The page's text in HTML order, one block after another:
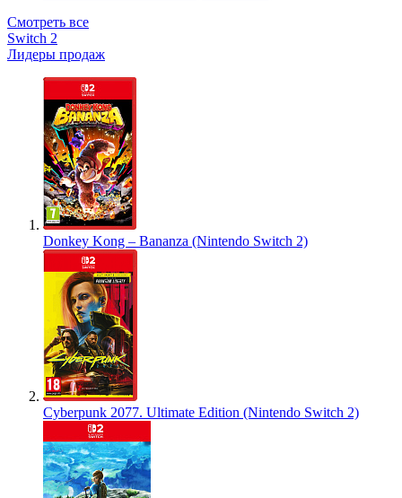
Смотреть все
Switch 2
Лидеры продаж
Donkey Kong – Bananza (Nintendo Switch 2)
Cyberpunk 2077. Ultimate Edition (Nintendo Switch 2)